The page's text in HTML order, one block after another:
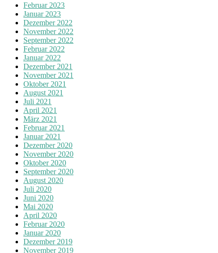
Februar 2023
Januar 2023
Dezember 2022
November 2022
September 2022
Februar 2022
Januar 2022
Dezember 2021
November 2021
Oktober 2021
August 2021
Juli 2021
April 2021
März 2021
Februar 2021
Januar 2021
Dezember 2020
November 2020
Oktober 2020
September 2020
August 2020
Juli 2020
Juni 2020
Mai 2020
April 2020
Februar 2020
Januar 2020
Dezember 2019
November 2019